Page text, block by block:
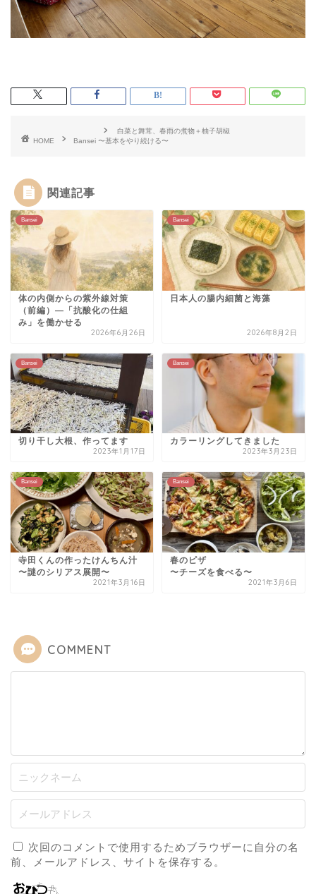
HOME Bansei
白菜と舞茸、春雨の煮物＋柚子胡椒
〜基本をやり続ける〜
関連記事
Bansei
体の内側からの紫外線対策
（前編）—「抗酸化の仕組
み」を働かせる
2026年6月26日
Bansei
日本人の腸内細菌と海藻
2026年8月2日
Bansei
切り干し大根、作ってます
2023年1月17日
Bansei
カラーリングしてきました
2023年3月23日
Bansei
寺田くんの作ったけんちん汁
〜謎のシリアス展開〜
2021年3月16日
Bansei
春のピザ
〜チーズを食べる〜
2021年3月6日
COMMENT
次回のコメントで使用するためブラウザーに自分の名
前、メールアドレス、サイトを保存する。